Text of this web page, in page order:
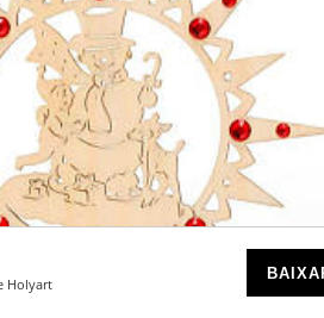
Holyart